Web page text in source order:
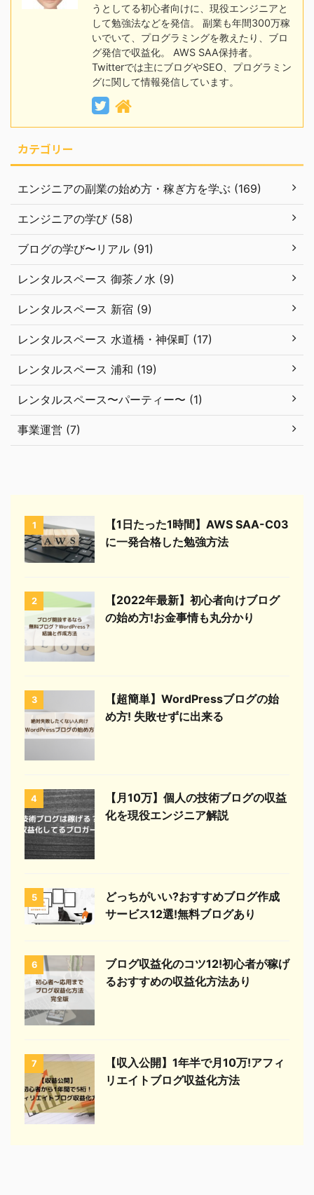
うとしてる初心者向けに、現役エンジニアと
して勉強法などを発信。 副業も年間300万稼
いでいて、プログラミングを教えたり、ブロ
グ発信で収益化。 AWS SAA保持者。
Twitterでは主にブログやSEO、プログラミン
グに関して情報発信しています。
カテゴリー
エンジニアの副業の始め方・稼ぎ方を学ぶ (169)
エンジニアの学び (58)
ブログの学び〜リアル (91)
レンタルスペース 御茶ノ水 (9)
レンタルスペース 新宿 (9)
レンタルスペース 水道橋・神保町 (17)
レンタルスペース 浦和 (19)
レンタルスペース〜パーティー〜 (1)
事業運営 (7)
1
【1日たった1時間】AWS SAA-C03
に一発合格した勉強方法
2
【2022年最新】初心者向けブログ
の始め方!お金事情も丸分かり
3
【超簡単】WordPressブログの始
め方! 失敗せずに出来る
4
【月10万】個人の技術ブログの収益
化を現役エンジニア解説
5
どっちがいい?おすすめブログ作成
サービス12選!無料ブログあり
6
ブログ収益化のコツ12!初心者が稼げ
るおすすめの収益化方法あり
7
【収入公開】1年半で月10万!アフィ
リエイトブログ収益化方法